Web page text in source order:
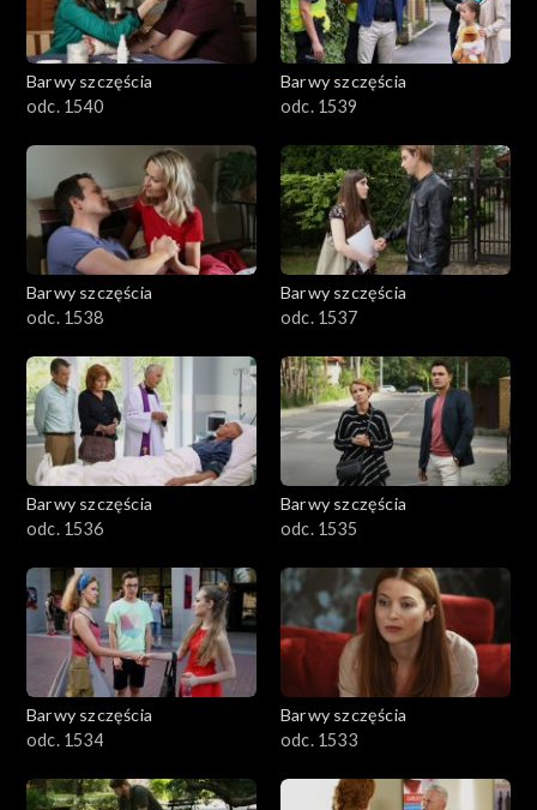
Barwy szczęścia
odc. 1540
Barwy szczęścia
odc. 1539
Barwy szczęścia
odc. 1538
Barwy szczęścia
odc. 1537
Barwy szczęścia
odc. 1536
Barwy szczęścia
odc. 1535
Barwy szczęścia
odc. 1534
Barwy szczęścia
odc. 1533